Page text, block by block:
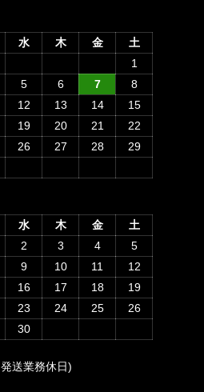
水 木 金
土
1
5 6 7
8
12 13 14
15
19 20 21
22
26 27 28
29
水 木 金
土
2 3 4
5
9 10 11
12
16 17 18
19
23 24 25
26
30
発送業務休日)